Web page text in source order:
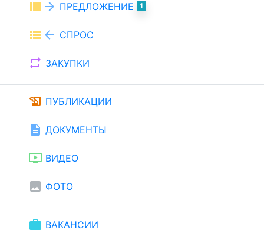
view_list arrow_forward ПРЕДЛОЖЕНИЕ 1
view_list arrow_back СПРОС
repeat ЗАКУПКИ
history_edu ПУБЛИКАЦИИ
description ДОКУМЕНТЫ
ondemand_video ВИДЕО
image ФОТО
work ВАКАНСИИ